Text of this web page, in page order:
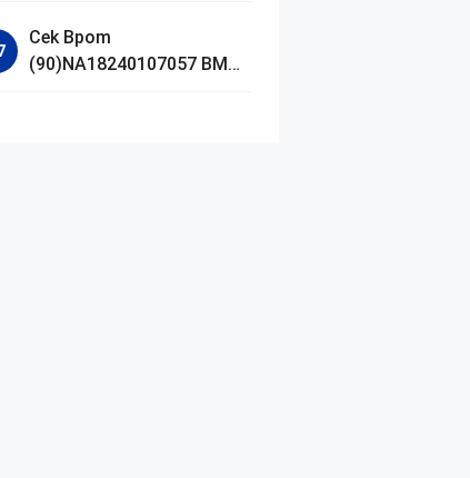
De Parfum
Cek Bpom
(90)NA18240107057 BMG